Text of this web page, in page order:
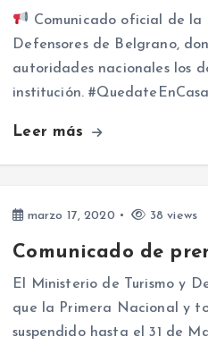
Comunicado oficial de la
Defensores de Belgrano,
autoridades nacionales los
institución.
Leer más
marzo 17, 2020 38 views
Comunicado de
El Ministerio de Turismo y
que la Primera Nacional y
suspendido hasta el 31 de